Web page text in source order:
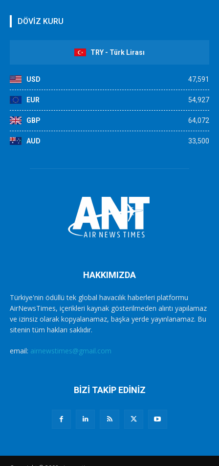
DÖVİZ KURU
TRY - Türk Lirası
USD 47,591
EUR 54,927
GBP 64,072
AUD 33,500
HAKKIMIZDA
Türkiye'nin ödüllü tek global havacılık haberleri platformu
AirNewsTimes, içerikleri kaynak gösterilmeden alıntı yapılamaz
ve izinsiz olarak kopyalanamaz, başka yerde yayınlanamaz. Bu
sitenin tüm hakları saklıdır.
email: airnewstimes@gmail.com
BİZİ TAKİP EDİNİZ